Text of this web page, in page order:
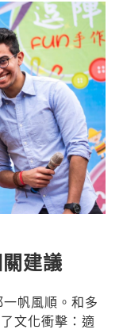
建議
帆風順。和多
文化衝擊：適